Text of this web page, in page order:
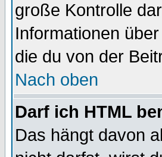
große Kontrolle
Informationen
die du von der
Nach oben
Darf ich HTML
Das hängt davon